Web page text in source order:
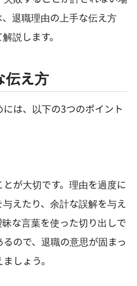
退職理由の上手な伝え方
説します。
伝え方
は、以下の3つのポイント
が大切です。理由を過度に
えたり、余計な誤解を与え
な言葉を使った切り出しで
ので、退職の意思が固まっ
しょう。